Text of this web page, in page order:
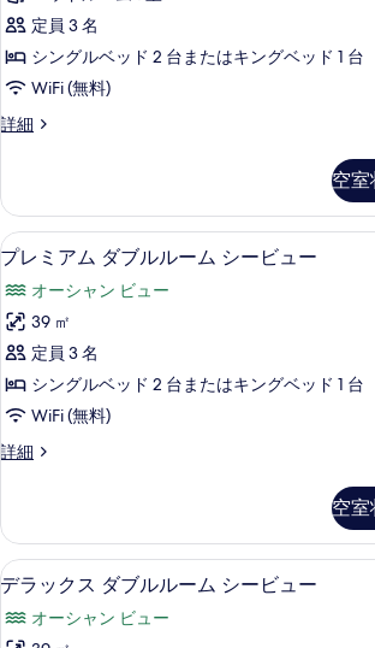
絞
り
込
み
条
ム
ダ
ブ
ル
ル
ム
パ
ー
ク
ビ
ュ
ー
の
す
の
写
真
を
定員 3 名
シングルベッド 2 台またはキングベッド 1 台
WiFi (無料)
詳細
プ
ム
ダ
ブ
ル
ー
パ
ー
ク
ビ
ュ
細
空室
プ
レ
ミ
ア
ム
ダ
ブ
ル
ー
ム
シ
ー
ミニバー、セ
16
プレミアム ダブルルーム シービュー
オーシャン ビュー
39 ㎡
定員 3 名
シングルベッド 2 台またはキングベッド 1 台
WiFi (無料)
詳細
プ
ム
ダ
ブ
ル
空室
デ
ラ
ッ
デラックス
17
デラックス ダブルルーム シービュー
オーシャン ビュー